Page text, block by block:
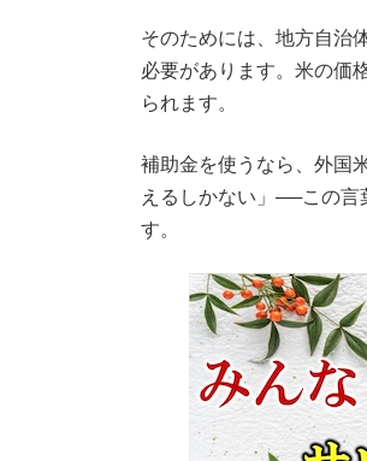
そのためには、地方自治
必要があります。米の価
られます。
補助金を使うなら、外国
えるしかない」──この
す。